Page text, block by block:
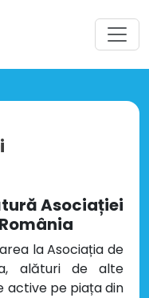
Asociației
la Asociația de
alături de alte
active pe piața din